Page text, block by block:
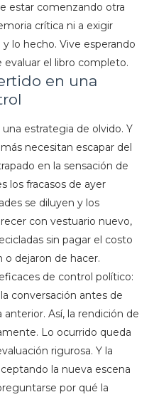
estar comenzando otra
crítica ni a exigir
lo hecho. Vive esperando
el libro completo.
en una
estrategia de olvido. Y
necesitan escapar del
en la sensación de
los fracasos de ayer
se diluyen y los
con vestuario nuevo,
sin pagar el costo
dejaron de hacer.
de control político:
conversación antes de
Así, la rendición de
Lo ocurrido queda
rigurosa. Y la
la nueva escena
por qué la